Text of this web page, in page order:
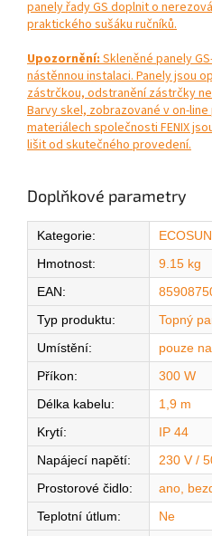
panely řady GS doplnit o
praktického sušáku ručníků.
Upozornění:Skleněné panely
nástěnnou instalaci. Panely jsou
zástrčkou, odstranění zástrčky
Barvy skel, zobrazované v on-
materiálech společnosti FENIX
lišit od skutečného provedení.
Doplňkové parametry
Kategorie:
Hmotnost:
9.15 kg
EAN:
Typ produktu:
Topný
Umístění:
pouze
Příkon:
300 W
Délka kabelu:
1,9 m
Krytí:
IP 44
Napájecí napětí:
230 V /
Prostorové čidlo:
ano,
Teplotní útlum:
Ne